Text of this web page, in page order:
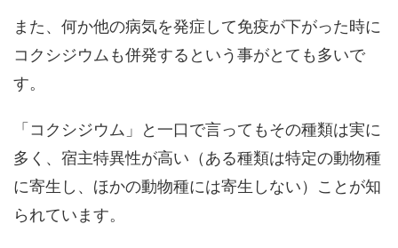
また、何か他の病気を発症して免疫が下がった時に
コクシジウムも併発するという事がとても多いで
す。
「コクシジウム」と一口で言ってもその種類は実に
多く、宿主特異性が高い（ある種類は特定の動物種
に寄生し、ほかの動物種には寄生しない）ことが知
られています。